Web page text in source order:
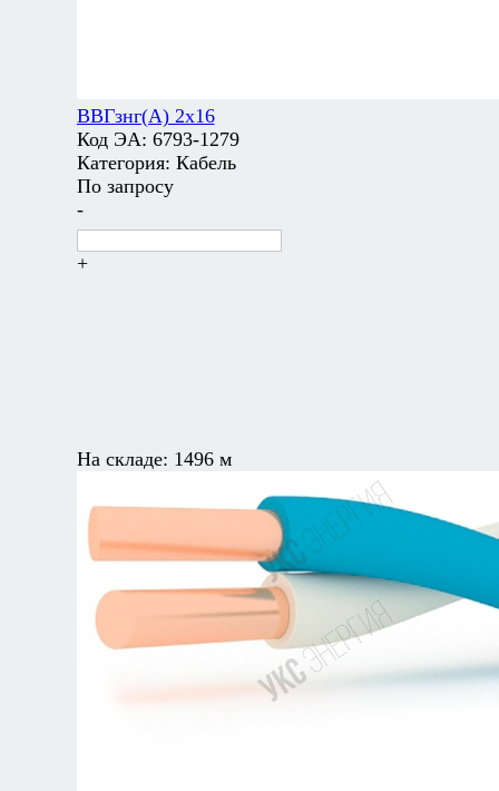
ВВГзнг(А) 2х16
Код ЭА: 6793-1279
Категория: Кабель
По запросу
-
+
На складе: 1496 м